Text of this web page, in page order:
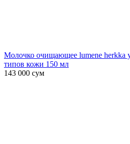
Молочко очищающее lumene herkka
типов кожи 150 мл
143 000 сум